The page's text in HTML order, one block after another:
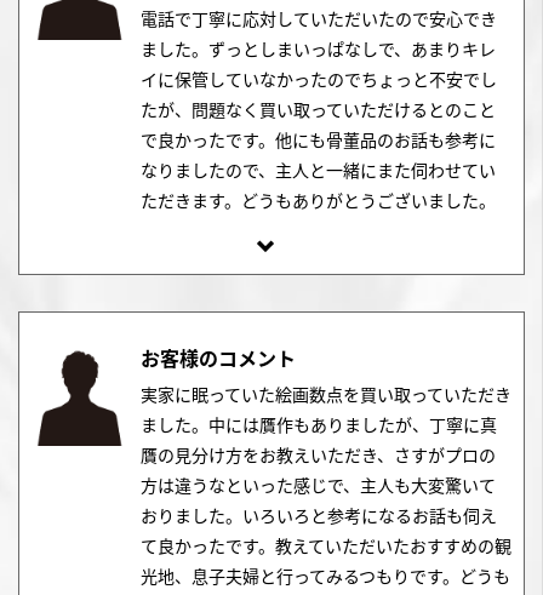
電話で丁寧に応対していただいたので安心でき
ました。ずっとしまいっぱなしで、あまりキレ
イに保管していなかったのでちょっと不安でし
たが、問題なく買い取っていただけるとのこと
で良かったです。他にも骨董品のお話も参考に
なりましたので、主人と一緒にまた伺わせてい
ただきます。どうもありがとうございました。
お客様のコメント
実家に眠っていた絵画数点を買い取っていただき
ました。中には贋作もありましたが、丁寧に真
贋の見分け方をお教えいただき、さすがプロの
方は違うなといった感じで、主人も大変驚いて
おりました。いろいろと参考になるお話も伺え
て良かったです。教えていただいたおすすめの観
光地、息子夫婦と行ってみるつもりです。どうも